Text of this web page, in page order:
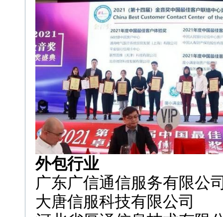
外包行业
广东广信通信服务有限公
大唐信服科技有限公司